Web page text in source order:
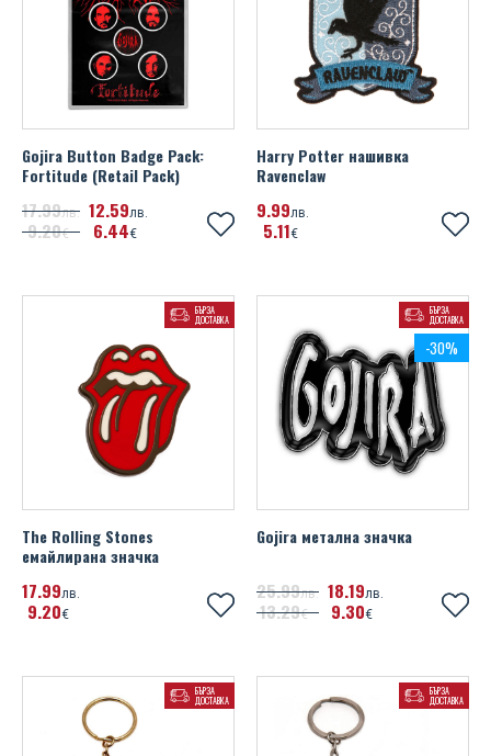
Gojira Button Badge Pack:
Fortitude (Retail Pack)
1799лв.
920€
12 59лв.
6 44€
Harry Potter нашивка
Ravenclaw
9 99лв.
5 11€
БЪРЗА
ДОСТАВКА
The Rolling Stones
емайлирана значка
17 99лв.
9 20€
БЪРЗА
ДОСТАВКА
-30%
Gojira метална значка
2599лв.
1329€
18 19лв.
9 30€
БЪРЗА
ДОСТАВКА
БЪРЗА
ДОСТАВКА